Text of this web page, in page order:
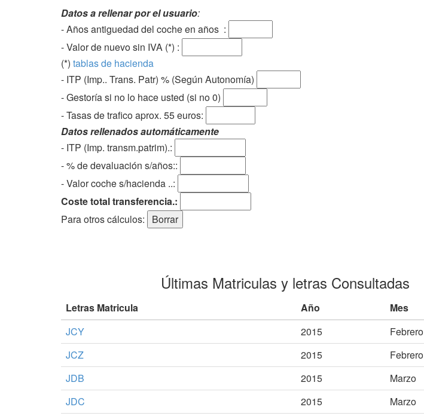
Datos a rellenar por el usuario:
- Años antiguedad del coche en años :
- Valor de nuevo sin IVA (*) :
(*) tablas de hacienda
- ITP (Imp.. Trans. Patr) % (Según Autonomía)
- Gestoría si no lo hace usted (si no 0)
-Tasas de trafico aprox. 55 euros:
Datos rellenados automáticamente
- ITP (Imp. transm.patrim).:
- % de devaluación s/años::
- Valor coche s/hacienda ..:
Coste total transferencia.:
Para otros cálculos:
Últimas Matriculas y letras Consultadas
Letras Matricula Año
Mes
JCY
2015
Febrero
JCZ
2015
Febrero
JDB
2015
Marzo
JDC
2015 Marzo